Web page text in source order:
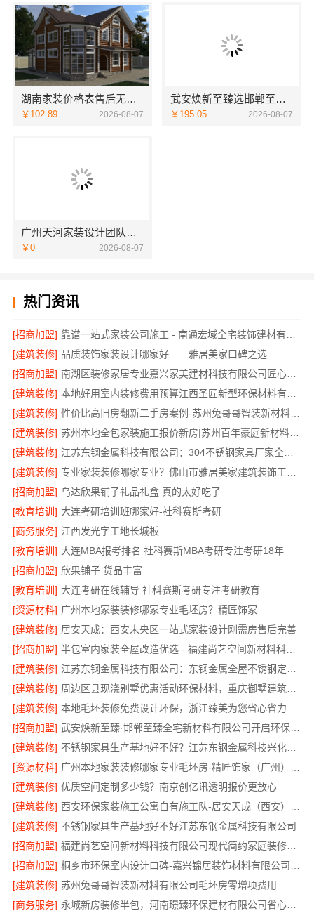
湖南家装价格表售后无忧，湖南创益讯建筑透明承诺
￥102.89 2026-08-07
武安焕新至臻选邯郸至臻全宅新材料有限公司
￥195.05 2026-08-07
广州天河家装设计团队拎包入住？精匠饰家全铝家居
￥0 2026-08-07
热门资讯
[招商加盟]
[建筑装修] 品质装饰家装设计哪家好——雅居美家口碑之选
[招商加盟]
南湖区装修家居专业嘉兴家美建材科技有限公司匠心打造品质家
[建筑装修]
[建筑装修]
性价比高旧房翻新二手房案例-苏州兔哥哥智装新材料有限公司
[建筑装修]
苏州本地全包家装施工报价新房|苏州百年豪庭新材料有限公司
[建筑装修]
江苏东钢金属科技有限公司：304不锈钢家具厂家全国地址
[建筑装修]
[招商加盟] 乌达欣果铺子礼品礼盒 真的太好吃了
[教育培训] 大连考研培训班哪家好-社科赛斯考研
[商务服务] 江西发光字工地长城板
[教育培训] 大连MBA报考排名 社科赛斯MBA考研专注考研18年
[招商加盟] 欣果铺子 货品丰富
[教育培训] 大连考研在线辅导 社科赛斯考研专注考研教育
[资源材料] 广州本地家装装修哪家专业毛坯房？精匠饰家
[建筑装修] 居安天成：西安未央区一站式家装设计刚需房售后完善
[招商加盟]
半包室内家装全屋改造优选 - 福建尚艺空间新材料科技有限公司
[建筑装修]
[建筑装修]
周边区县现浇别墅优惠活动环保材料，重庆御墅建筑材料有限公司限时促销
[建筑装修] 本地毛坯装修免费设计环保，浙江臻美为您省心省力
[招商加盟]
武安焕新至臻·邯郸至臻全宅新材料有限公司开启环保装修新时代
[建筑装修]
不锈钢家具生产基地好不好？江苏东钢金属科技兴化基地探秘
[资源材料]
[建筑装修] 优质空间定制多少钱？南京创亿讯透明报价更放心
[建筑装修]
[建筑装修] 不锈钢家具生产基地好不好江苏东钢金属科技有限公司
[招商加盟]
福建尚艺空间新材料科技有限公司现代简约家庭装修免费设计整体落地
[招商加盟]
[建筑装修] 苏州兔哥哥智装新材料有限公司毛坯房零增项费用
[商务服务]
永城新房装修半包，河南璟臻环保建材有限公司省心可靠